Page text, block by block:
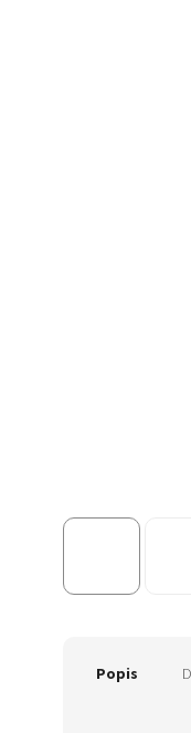
Popis